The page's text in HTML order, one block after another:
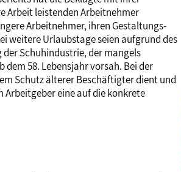
Arbeit leistenden Arbeitnehmer
Arbeitnehmer, ihren Gestaltungs-
weitere Urlaubstage seien aufgrund des
Schuhindustrie, der mangels
58. Lebensjahr vorsah. Bei der
Schutz älterer Beschäftigter dient und
Arbeitgeber eine auf die konkrete